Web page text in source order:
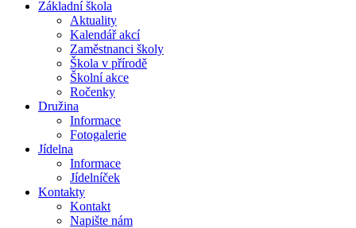
Základní škola
Aktuality
Kalendář akcí
Zaměstnanci školy
Škola v přírodě
Školní akce
Ročenky
Družina
Informace
Fotogalerie
Jídelna
Informace
Jídelníček
Kontakty
Kontakt
Napište nám